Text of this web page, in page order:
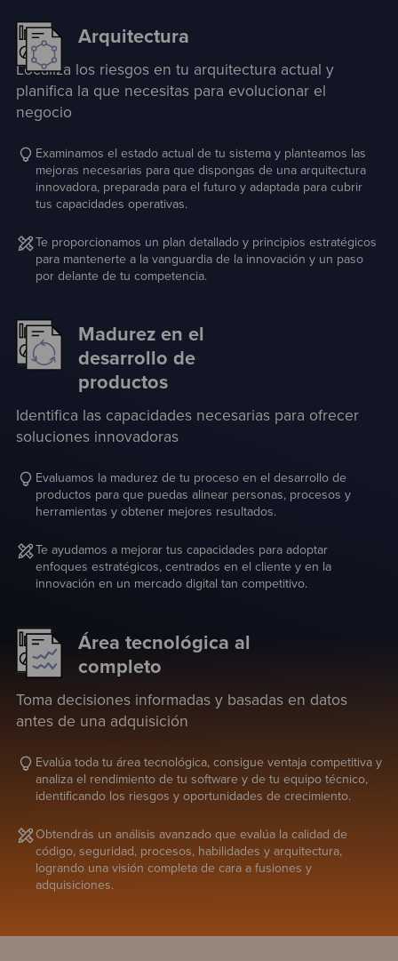
Arquitectura
Localiza los riesgos en tu arquitectura actual y
planifica la que necesitas para evolucionar el
negocio
Examinamos el estado actual de tu sistema y planteamos las
mejoras necesarias para que dispongas de una arquitectura
innovadora, preparada para el futuro y adaptada para cubrir
tus capacidades operativas.
Te proporcionamos un plan detallado y principios estratégicos
para mantenerte a la vanguardia de la innovación y un paso
por delante de tu competencia.
Madurez en el
desarrollo de
productos
Identifica las capacidades necesarias para ofrecer
soluciones innovadoras
Evaluamos la madurez de tu proceso en el desarrollo de
productos para que puedas alinear personas, procesos y
herramientas y obtener mejores resultados.
Te ayudamos a mejorar tus capacidades para adoptar
enfoques estratégicos, centrados en el cliente y en la
innovación en un mercado digital tan competitivo.
Área tecnológica al
completo
Toma decisiones informadas y basadas en datos
antes de una adquisición
Evalúa toda tu área tecnológica, consigue ventaja competitiva y
analiza el rendimiento de tu software y de tu equipo técnico,
identificando los riesgos y oportunidades de crecimiento.
Obtendrás un análisis avanzado que evalúa la calidad de
código, seguridad, procesos, habilidades y arquitectura,
logrando una visión completa de cara a fusiones y
adquisiciones.